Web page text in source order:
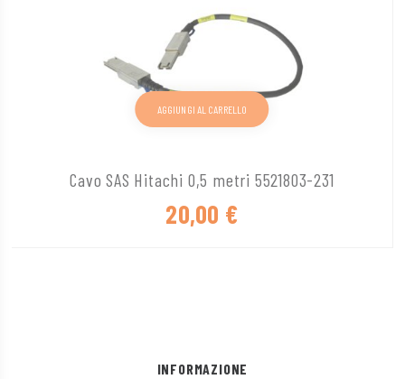
Cavo SAS Hitachi 0,5 metri 5521803-231
20,00 €
AGGIUNGI AL CARRELLO
INFORMAZIONE